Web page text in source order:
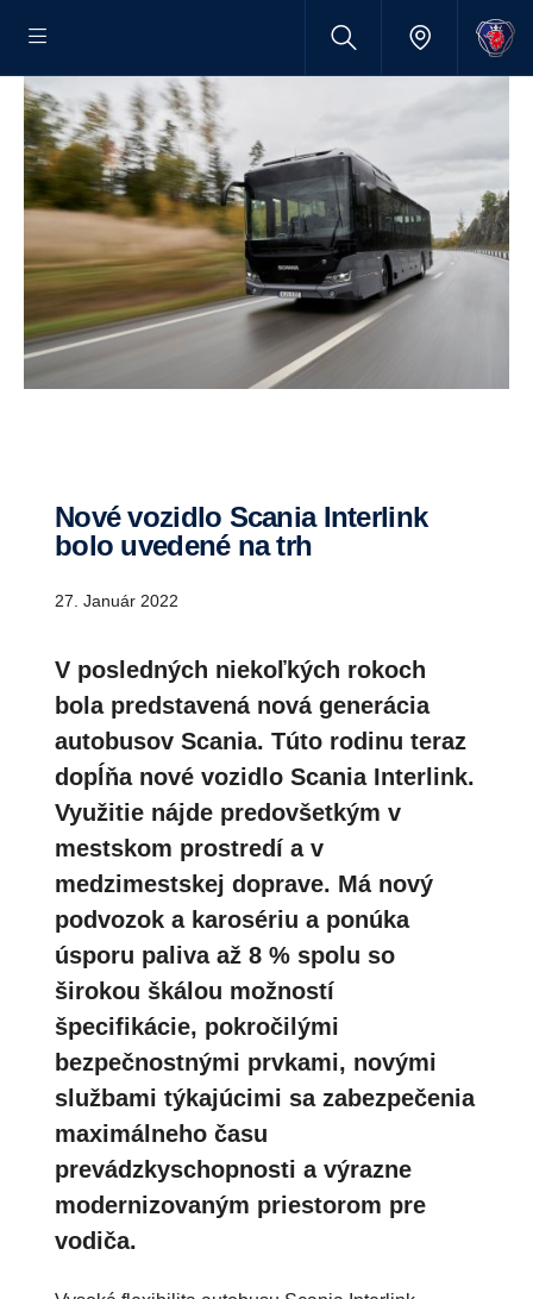
Nové vozidlo Scania Interlink
bolo uvedené na trh
27. Január 2022
V posledných niekoľkých rokoch
bola predstavená nová generácia
autobusov Scania. Túto rodinu teraz
dopĺňa nové vozidlo Scania Interlink.
Využitie nájde predovšetkým v
mestskom prostredí a v
medzimestskej doprave. Má nový
podvozok a karosériu a ponúka
úsporu paliva až 8 % spolu so
širokou škálou možností
špecifikácie, pokročilými
bezpečnostnými prvkami, novými
službami týkajúcimi sa zabezpečenia
maximálneho času
prevádzkyschopnosti a výrazne
modernizovaným priestorom pre
vodiča.